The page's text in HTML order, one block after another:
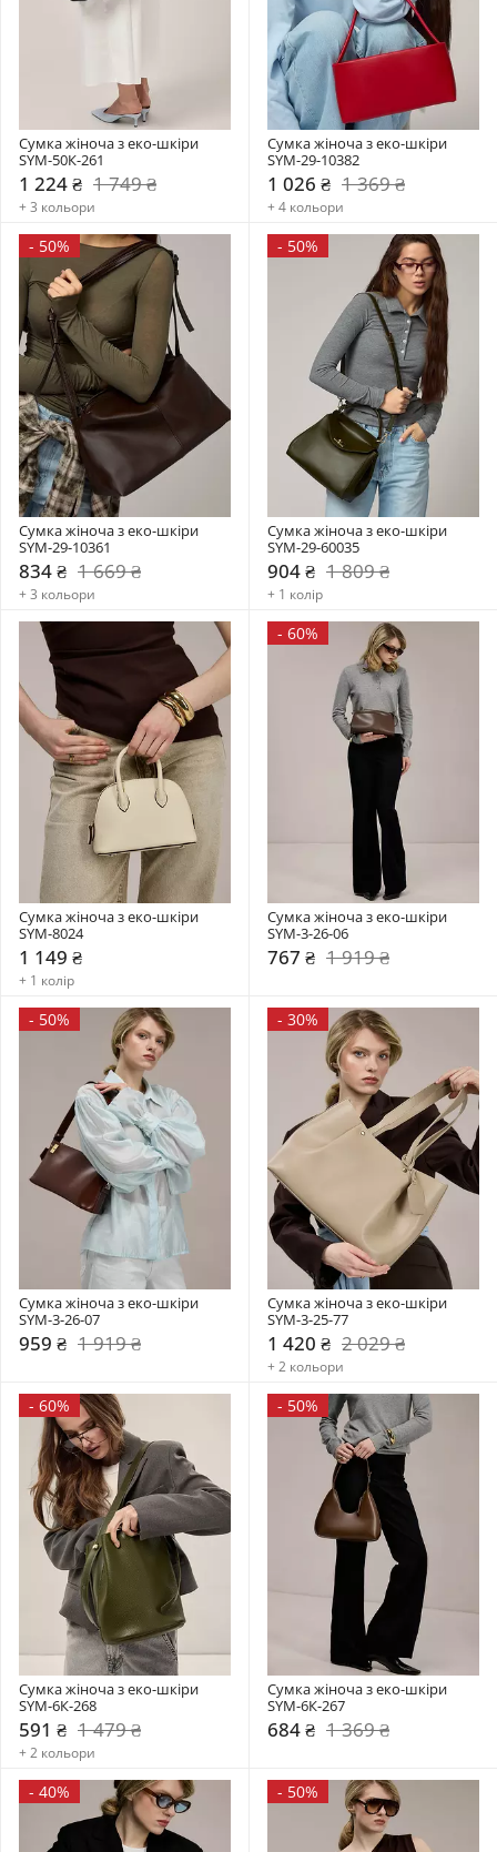
Сумка жіноча з еко-шкіри
SYM-50К-261
1 224 ₴ 1 749 ₴
+ 3 кольори
Сумка жіноча з еко-шкіри
SYM-29-10382
1 026 ₴ 1 369 ₴
+ 4 кольори
- 50%
Сумка жіноча з еко-шкіри
SYM-29-10361
834 ₴ 1 669 ₴
+ 3 кольори
- 50%
Сумка жіноча з еко-шкіри
SYM-29-60035
904 ₴ 1 809 ₴
+ 1 колір
Сумка жіноча з еко-шкіри
SYM-8024
1 149 ₴
+ 1 колір
- 60%
Сумка жіноча з еко-шкіри
SYM-3-26-06
767 ₴ 1 919 ₴
- 50%
Сумка жіноча з еко-шкіри
SYM-3-26-07
959 ₴ 1 919 ₴
- 30%
Сумка жіноча з еко-шкіри
SYM-3-25-77
1 420 ₴ 2 029 ₴
+ 2 кольори
- 60%
Сумка жіноча з еко-шкіри
SYM-6К-268
591 ₴ 1 479 ₴
+ 2 кольори
- 50%
Сумка жіноча з еко-шкіри
SYM-6К-267
684 ₴ 1 369 ₴
- 40% - 50%